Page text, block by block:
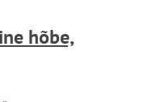
hõbe,